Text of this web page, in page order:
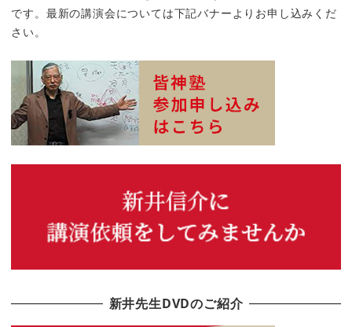
です。最新の講演会については下記バナーよりお申し込みくだ
さい。
新井先生DVDのご紹介